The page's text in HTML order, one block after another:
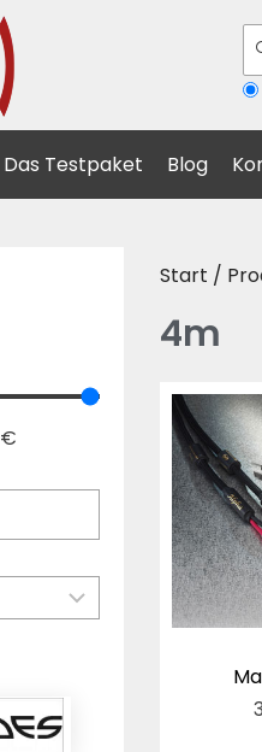
Das Testpaket Blog
€
Start /
4m